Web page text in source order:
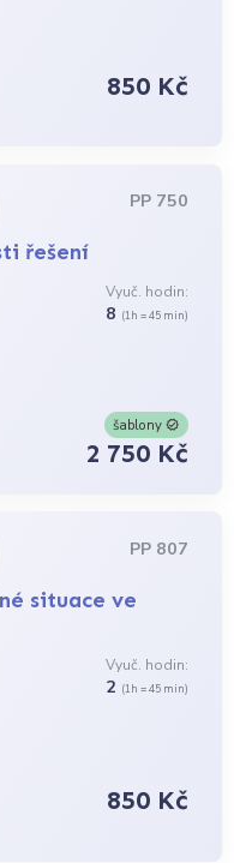
850 Kč
PP 750
řešení
Vyuč. hodin:
8 (1h = 45 min)
šablony
2 750 Kč
PP 807
situace ve
Vyuč. hodin:
2 (1h = 45 min)
850 Kč